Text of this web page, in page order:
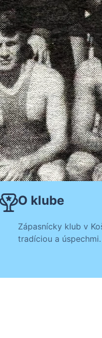
O klube
Zápasnícky klub v
tradíciou a úspechmi.